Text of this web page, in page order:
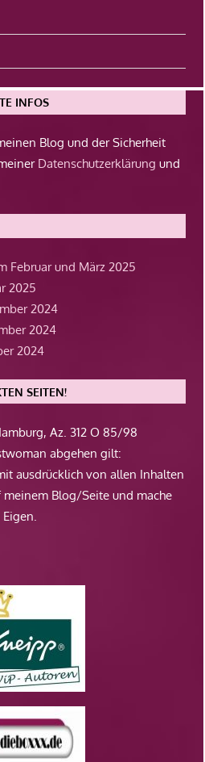
INFOS
Blog und der Sicherheit
Datenschutzerklärung und
Februar und März 2025
2025
2024
2024
2024
SEITEN!
Az. 312 O 85/98
abgehen gilt:
ausdrücklich von allen Inhalten
Blog/Seite und mache